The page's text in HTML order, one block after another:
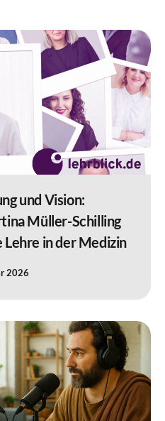
und Vision:
Müller-Schilling
in der Medizin
2026